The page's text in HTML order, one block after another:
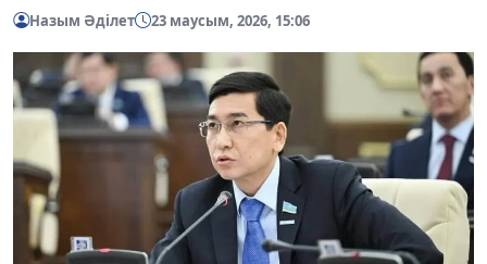
Назым Әділет 23 маусым, 2026, 15:06